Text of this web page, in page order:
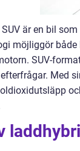
är en bil
möjliggör
SUV-
Med